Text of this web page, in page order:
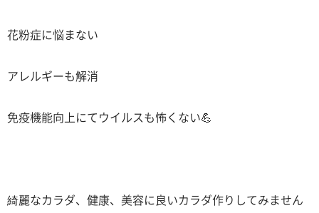
花粉症に悩まない
アレルギーも解消
免疫機能向上にてウイルスも怖くない💪
綺麗なカラダ、健康、美容に良いカラダ作りしてみません